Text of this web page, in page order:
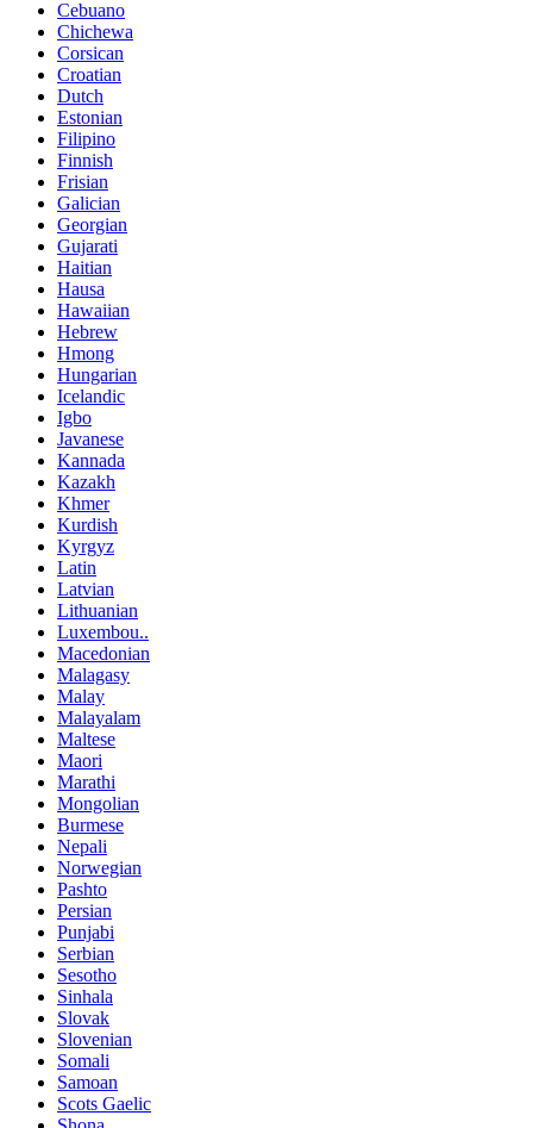
Cebuano
Chichewa
Corsican
Croatian
Dutch
Estonian
Filipino
Finnish
Frisian
Galician
Georgian
Gujarati
Haitian
Hausa
Hawaiian
Hebrew
Hmong
Hungarian
Icelandic
Igbo
Javanese
Kannada
Kazakh
Khmer
Kurdish
Kyrgyz
Latin
Latvian
Lithuanian
Luxembou..
Macedonian
Malagasy
Malay
Malayalam
Maltese
Maori
Marathi
Mongolian
Burmese
Nepali
Norwegian
Pashto
Persian
Punjabi
Serbian
Sesotho
Sinhala
Slovak
Slovenian
Somali
Samoan
Scots Gaelic